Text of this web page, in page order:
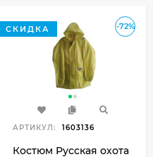
-72%
СКИДКА
АРТИКУЛ: 1603136
Костюм Русская охота